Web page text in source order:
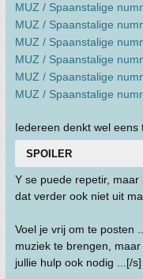
MUZ / Spaanstalige
MUZ / Spaanstalige
MUZ / Spaanstalige
MUZ / Spaanstalige
MUZ / Spaanstalige
MUZ / Spaanstalige
Iedereen denkt wel eens
SPOILER
Y se puede repetir,
dat verder ook niet uit
Voel je vrij om te posten
muziek te brengen,
jullie hulp ook nodig ...[/s]